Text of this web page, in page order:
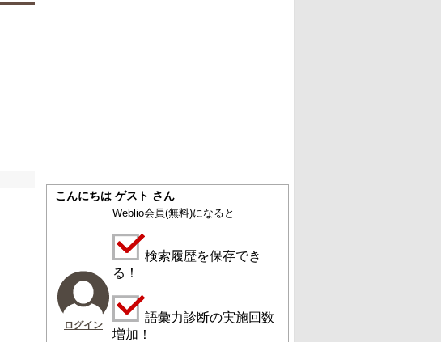
こんにちは ゲスト さん
ログイン
Weblio会員(無料)になると
検索履歴を保存でき
る！
語彙力診断の実施回数
増加！